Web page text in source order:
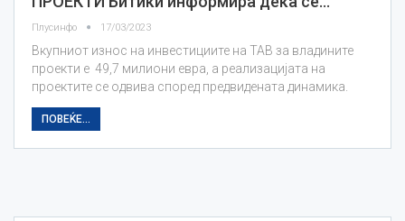
Плусинфо 17/03/2023
Вкупниот износ на инвестициите на ТАВ за владините
проекти е 49,7 милиони евра, а реализацијата на
проектите се одвива според предвидената динамика.
ПОВЕЌЕ...